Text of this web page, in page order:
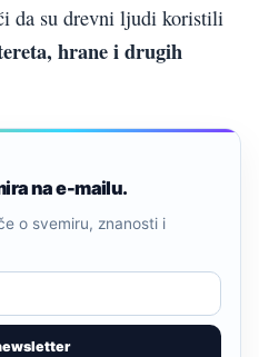
da su drevni ljudi koristili
hrane i drugih
na e-mailu.
o svemiru, znanosti i